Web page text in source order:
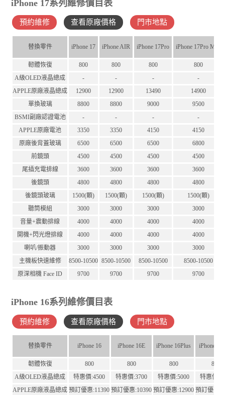
iPhone 17系列維修價目表
預約維修 查看原廠價格 門市地點
替換零件 iPhone 17 iPhone AIR iPhone 17Pro iPhone 17Pro Max
軔體恢復 800 800 800
800
A級OLED液晶總成
- - -
-
APPLE原廠液晶總成
12900 12900 13490
14900
單換玻璃
8800 8800 9000
9500
BSMI副廠認證電池
- - -
-
APPLE原廠電池
3350 3350 4150
4150
原廠後背蓋玻璃
6500 6500 6500
6800
前鏡頭
4500 4500 4500
4500
尾插充電排線
3600 3600 3600
3600
後鏡頭
4800 4800 4800
4800
後鏡頭玻璃
1500(顆) 1500(顆) 1500(顆)
1500(顆)
聽筒模組
3000 3000 3000
3000
音量+震動排線
4000 4000 4000
4000
開機+閃光燈排線
4000 4000 4000
4000
喇叭/振動器
3000 3000 3000
3000
主機板快速維修
8500-10500 8500-10500 8500-10500
8500-10500
原深相機 Face ID
9700 9700 9700 9700
iPhone 16系列維修價目表
預約維修 查看原廠價格 門市地點
替換零件 iPhone 16 iPhone 16E iPhone 16Plus iPhone 16
韌體恢復 800 800 800
800
A級OLED液晶總成
特惠價:4500 特惠價:3700 特惠價:5000
特惠價
APPLE原廠液晶總成 預訂優惠:11390 預訂優惠:10390 預訂優惠:12900 預訂優惠